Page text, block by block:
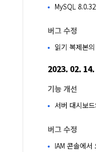
MySQL
버그 수정
읽기 복제본
2023. 02. 14.
기능 개선
서버 대시보
버그 수정
IAM 콘솔에